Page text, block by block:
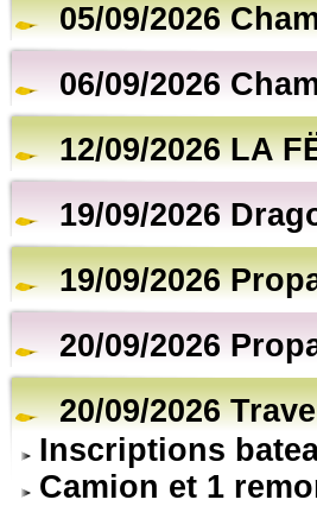
05/09/2026
06/09/2026
12/09/2026 LA
19/09/2026
19/09/2026
20/09/2026
20/09/2026
Inscriptions
Camion et 1